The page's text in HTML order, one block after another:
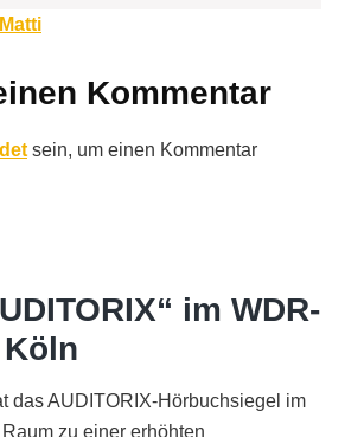
Kommentar
sein, um einen Kommentar
im WDR-
das AUDITORIX-Hörbuchsiegel im
zu einer erhöhten